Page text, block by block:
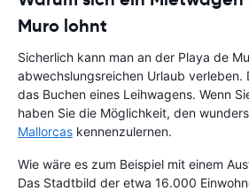
Muro lohnt
Sicherlich kann man an der Playa de
abwechslungsreichen Urlaub verleben.
das Buchen eines Leihwagens. Wenn
haben Sie die Möglichkeit, den
Mallorcas kennenzulernen.
Wie wäre es zum Beispiel mit einem
Das Stadtbild der etwa 16.000